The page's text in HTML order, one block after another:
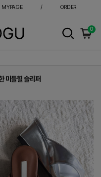
MYPAGE ORDER
0
미들힐 슬리퍼